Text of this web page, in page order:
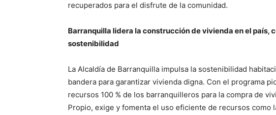
recuperados para el disfrute de la comunidad.
Barranquilla lidera la construcción de vivienda en el país,
sostenibilidad
La Alcaldía de Barranquilla impulsa la sostenibilidad
bandera para garantizar vivienda digna. Con el programa
recursos 100 % de los barranquilleros para la compra de
Propio, exige y fomenta el uso eficiente de recursos como